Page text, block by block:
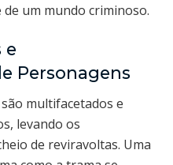
um mundo criminoso.
e
Personagens
multifacetados e
levando os
de reviravoltas. Uma